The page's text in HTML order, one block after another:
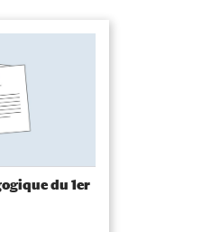
du 1er